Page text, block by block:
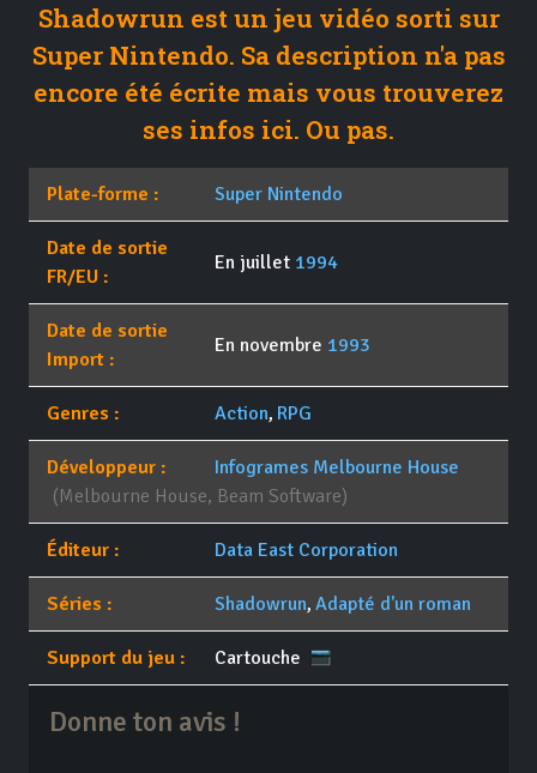
Shadowrun est un jeu vidéo sorti sur
Super Nintendo. Sa description n'a pas
encore été écrite mais vous trouverez
ses infos ici. Ou pas.
Plate-forme : Super Nintendo
Date de sortie
FR/EU :
En juillet 1994
Date de sortie
Import :
En novembre 1993
Genres : Action, RPG
Développeur :
Infogrames Melbourne House
(Melbourne House, Beam Software)
Éditeur : Data East Corporation
Séries : Shadowrun, Adapté d'un roman
Support du jeu : Cartouche
Donne ton avis !